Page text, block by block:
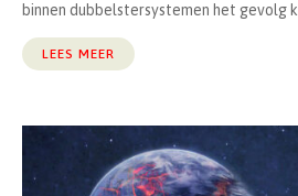
binnen dubbelstersystemen het gevolg
LEES MEER